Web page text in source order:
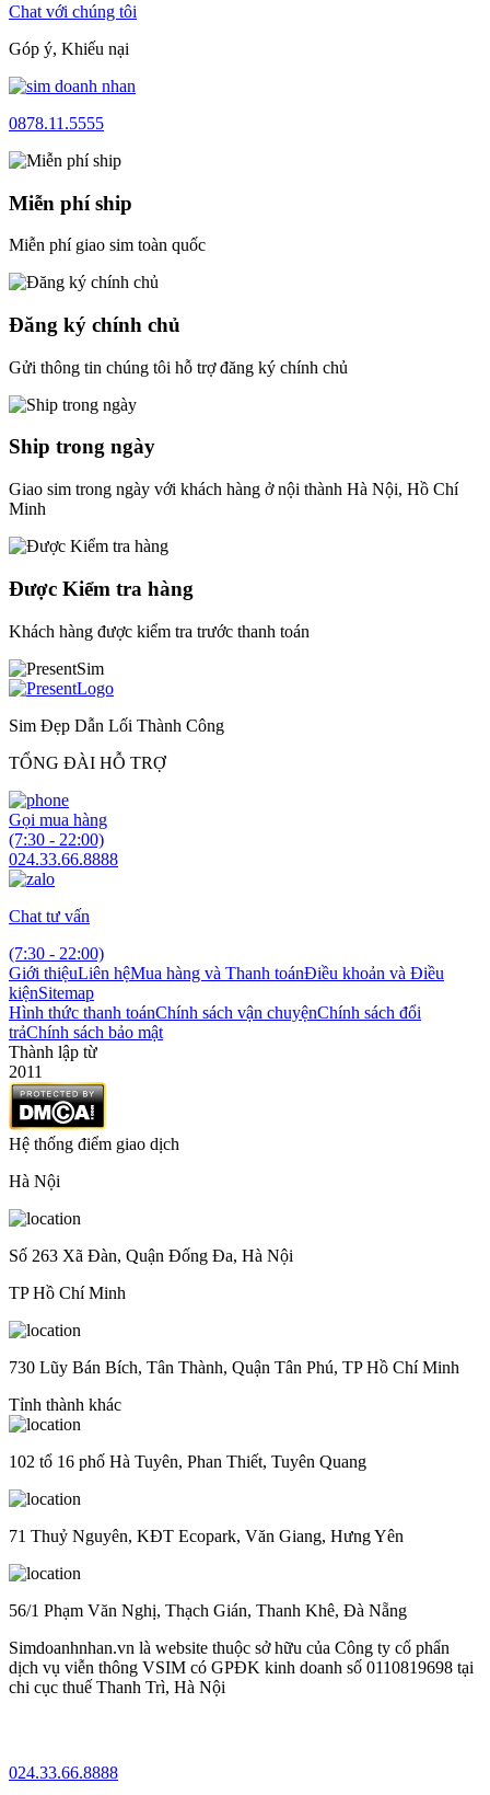
Chat với chúng tôi
Góp ý, Khiếu nại
0878.11.5555
Miễn phí ship
Miễn phí giao sim toàn quốc
Đăng ký chính chủ
Gửi thông tin chúng tôi hỗ trợ đăng ký chính chủ
Ship trong ngày
Giao sim trong ngày với khách hàng ở nội thành Hà Nội, Hồ Chí
Minh
Được Kiểm tra hàng
Khách hàng được kiểm tra trước thanh toán
Sim Đẹp Dẫn Lối Thành Công
TỔNG ĐÀI HỖ TRỢ
Gọi mua hàng
(7:30 - 22:00)
024.33.66.8888
Chat tư vấn
(7:30 - 22:00)
Giới thiệuLiên hệMua hàng và Thanh toánĐiều khoản và Điều
kiệnSitemap
Hình thức thanh toánChính sách vận chuyệnChính sách đổi
trảChính sách bảo mật
Thành lập từ
2011
Hệ thống điểm giao dịch
Hà Nội
Số 263 Xã Đàn, Quận Đống Đa, Hà Nội
TP Hồ Chí Minh
730 Lũy Bán Bích, Tân Thành, Quận Tân Phú, TP Hồ Chí Minh
Tỉnh thành khác
102 tổ 16 phố Hà Tuyên, Phan Thiết, Tuyên Quang
71 Thuỷ Nguyên, KĐT Ecopark, Văn Giang, Hưng Yên
56/1 Phạm Văn Nghị, Thạch Gián, Thanh Khê, Đà Nẵng
Simdoanhnhan.vn là website thuộc sở hữu của Công ty cổ phẩn
dịch vụ viễn thông VSIM có GPĐK kinh doanh số 0110819698 tại
chi cục thuế Thanh Trì, Hà Nội
024.33.66.8888